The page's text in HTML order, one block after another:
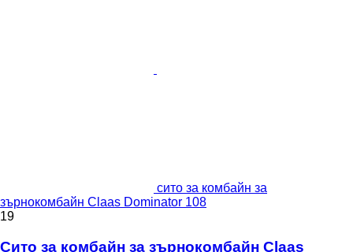
сито за комбайн за
зърнокомбайн Claas Dominator 108
19
Сито за комбайн за зърнокомбайн Claas